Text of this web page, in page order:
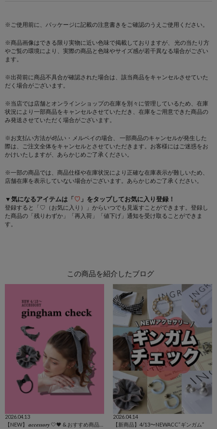
※ご使用前に、パッケージに記載の注意書きをご確認のうえご使用ください。
※商品画像はできる限り実物に近い色味で掲載しておりますが、 光の当たり方
やご覧の環境により、実際の商品と色味やサイズ感が若干異なる場合がござい
ます。
※出荷前に商品不具合が確認された場合は、該当商品をキャンセルさせていた
だく場合がございます。
※当店では店舗とオンラインショップの在庫を別々に管理しているため、在庫
状況により一部商品をキャンセルさせていただき、在庫をご用意できた商品の
み発送させていただく場合がございます。
※お支払い方法がd払い・メルペイの場合、 一部商品のキャンセルが発生した
際は、ご注文全体をキャンセルとさせていただきます。お客様にはご迷惑をお
かけいたしますが、あらかじめご了承ください。
※一部の商品では、商品仕様や在庫状況により正確な在庫表示が難しいため、
店舗在庫を表示していない場合がございます。あらかじめご了承ください。
▼気になるアイテムは「♡ 」をタップしてお気に入り登録！
登録すると「♡（お気に入り）」からいつでも見返すことができます。登録し
た商品の「残りわずか」「再入荷」「値下げ」通知を受け取ることができま
す。
この商品を紹介したブログ
2026.04.13
2026.04.14
【新商品】4/13〜NEWACC“ギンガム“